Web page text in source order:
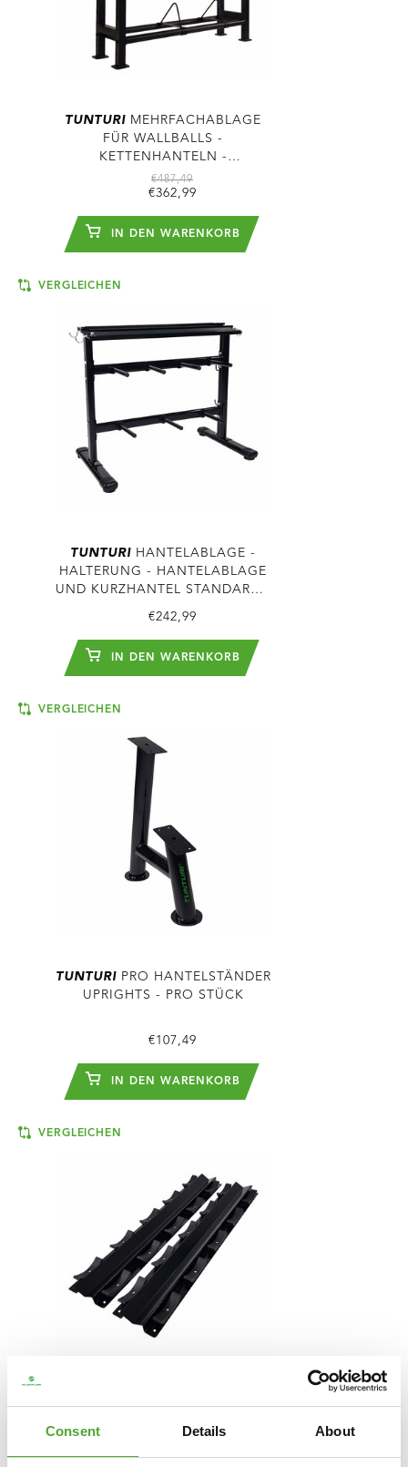
Consent Details About
TUNTURI MEHRFACHABLAGE
FÜR WALLBALLS -
KETTENHANTELN -
HANTELSCHEIBEN
€487,49
€362,99
IN DEN WARENKORB
VERGLEICHEN
TUNTURI HANTELABLAGE -
HALTERUNG - HANTELABLAGE
UND KURZHANTEL STANDARD -
€242,99
IN DEN WARENKORB
VERGLEICHEN
TUNTURIPRO HANTELSTÄNDER
UPRIGHTS - PRO STÜCK
€107,49
IN DEN WARENKORB
VERGLEICHEN
2PCS - 5 FÄCHER